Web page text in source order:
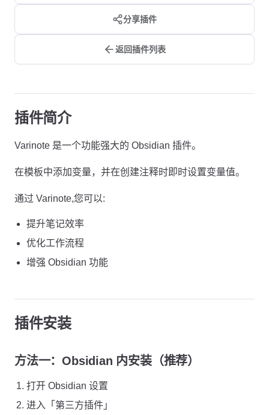
分享插件
返回插件列表
插件简介
Varinote 是一个功能强大的 Obsidian 插件。
在模板中添加变量，并在创建注释时即时设置变量值。
通过 Varinote,您可以:
提升笔记效率
优化工作流程
增强 Obsidian 功能
插件安装
方法一：Obsidian 内安装（推荐）
打开 Obsidian 设置
进入「第三方插件」